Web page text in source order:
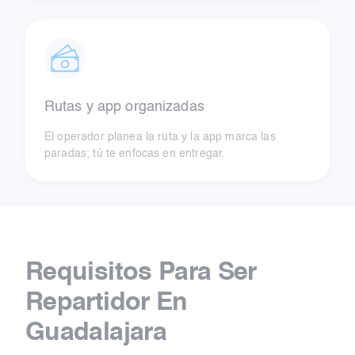
Rutas y app organizadas
El operador planea la ruta y la app marca las
paradas; tú te enfocas en entregar.
Requisitos Para Ser
Repartidor En
Guadalajara